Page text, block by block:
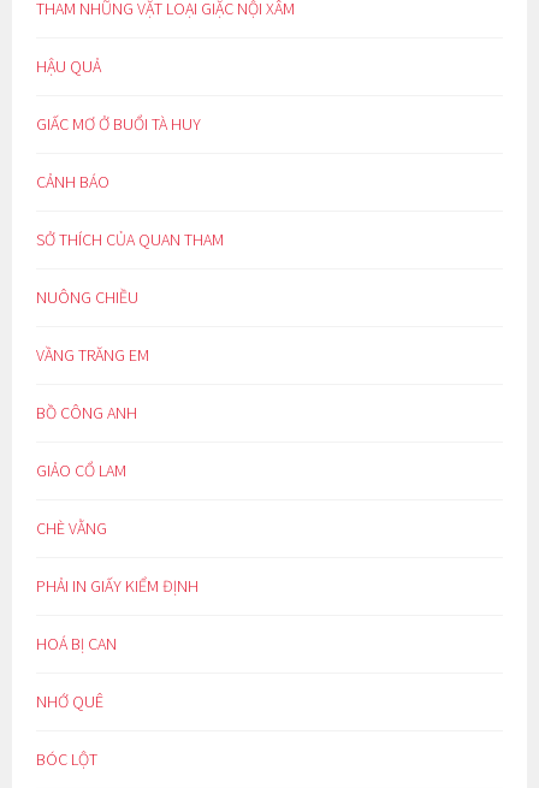
THAM NHŨNG VẶT LOẠI GIẶC NỘI XÂM
HẬU QUẢ
GIẤC MƠ Ở BUỔI TÀ HUY
CẢNH BÁO
SỞ THÍCH CỦA QUAN THAM
NUÔNG CHIỀU
VẦNG TRĂNG EM
BỒ CÔNG ANH
GIẢO CỔ LAM
CHÈ VẰNG
PHẢI IN GIẤY KIỂM ĐỊNH
HOÁ BỊ CAN
NHỚ QUÊ
BÓC LỘT